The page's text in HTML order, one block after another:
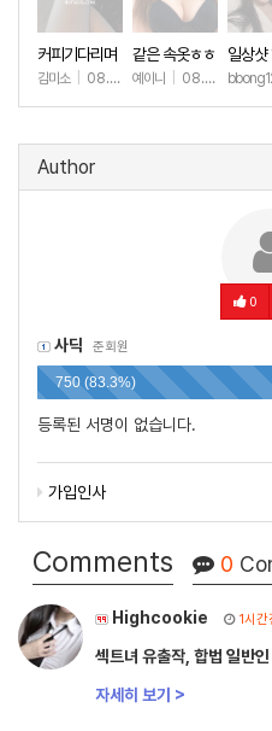
커피기다리며
(안야함)
김미소 08.08 +66
같은 속옷ㅎㅎ
예이니 08.04 +78
일상샷
Author
0
사딕 준회원
750 (83.3%)
등록된 서명이 없습니다.
가입인사
Comments 0
Highcookie 1시간
섹트녀 유출작, 합법 일
자세히 보기 >